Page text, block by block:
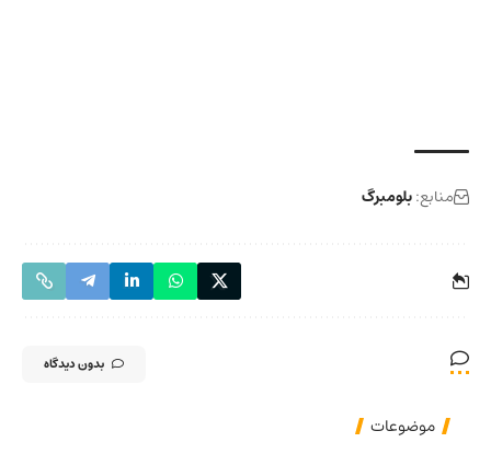
منابع:بلومبرگ
بدون دیدگاه
موضوعات